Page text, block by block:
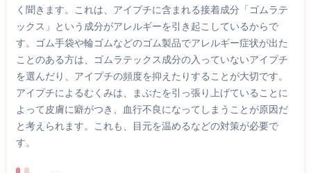
く聞きます。これは、アイプチに含まれる接着成分「ゴムラテ
ックス」という成分がアレルギーを引き起こしているからで
す。ゴム手袋や輪ゴムなどのゴム製品でアレルギー症状が出た
ことのある方は、ゴムラテックス成分の入っていないアイプチ
を選んだり、アイプチの頻度を抑えたりすることが大切です。
アイプチによるむくみは、まぶたを引っ張り上げていることに
よって皮膚に癖がつき、血行不良になってしまうことが原因だ
と考えられます。これも、目元を温めるなどの対策が必要で
す。